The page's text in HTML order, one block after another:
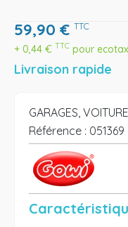
59,90 € TTC
+ 0,44 € TTC pour
Livraison rapide
GARAGES,
Référence : 051369